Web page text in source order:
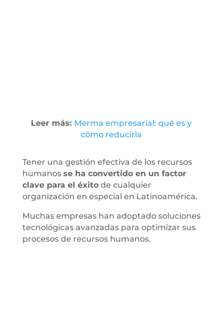
Leer más: Merma empresarial: qué es y
cómo reducirla
Tener una gestión efectiva de los recursos
humanos se ha convertido en un factor
clave para el éxitode cualquier
organización en especial en Latinoamérica.
Muchas empresas han adoptado soluciones
tecnológicas avanzadas para optimizar sus
procesos de recursos humanos.